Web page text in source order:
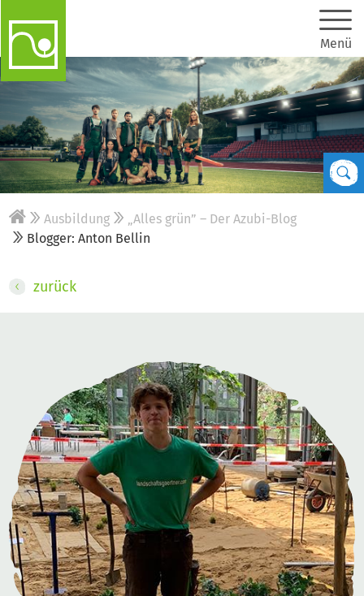
Menü
Ausbildung
„Alles grün” – Der Azubi-Blog
Blogger: Anton Bellin
zurück